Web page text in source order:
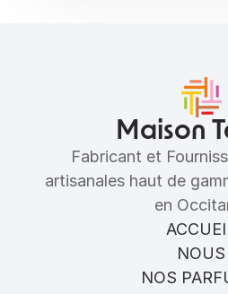
Maison
Fabricant et
artisanales haut de
en
NOUS
NOS